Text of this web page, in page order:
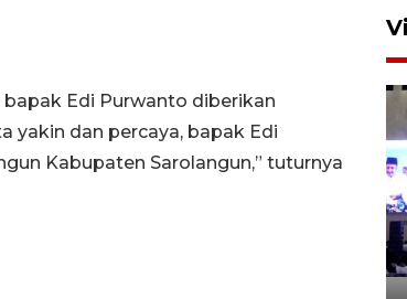
Edi Purwanto diberikan
yakin dan percaya, bapak Edi
Kabupaten Sarolangun,” tuturnya